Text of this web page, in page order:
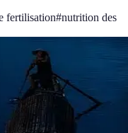
fertilisation#nutrition des